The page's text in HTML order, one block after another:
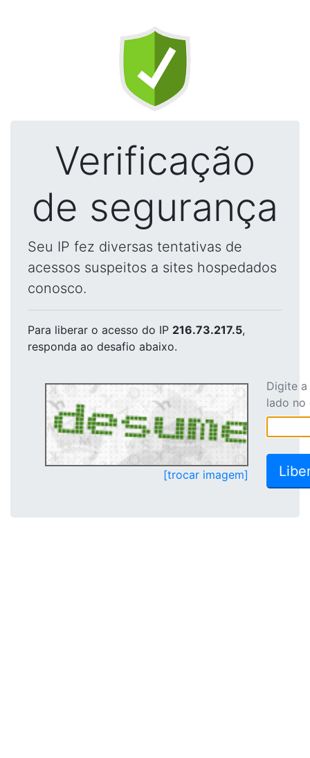
Verificação
de segurança
Seu IP fez diversas tentativas de
acessos suspeitos a sites hospedados
conosco.
Para liberar o acesso do IP 216.73.217.5,
responda ao desafio abaixo.
[trocar imagem]
Digite
lado no